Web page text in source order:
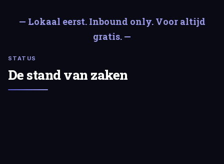
— Lokaal eerst. Inbound only. Voor altijd
gratis. —
STATUS
De stand van zaken